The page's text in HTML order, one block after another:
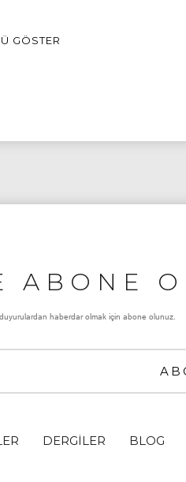
GÖSTER
ABONE
haberdar olmak için abone olunuz.
DERGİLER BLOG